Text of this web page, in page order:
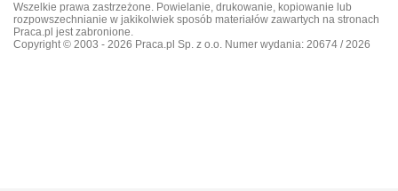
Wszelkie prawa zastrzeżone. Powielanie, drukowanie, kopiowanie lub
rozpowszechnianie w jakikolwiek sposób materiałów zawartych na stronach
Praca.pl jest zabronione.
Copyright © 2003 - 2026 Praca.pl Sp. z o.o. Numer wydania: 20674 / 2026